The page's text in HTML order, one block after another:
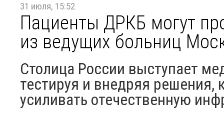
31 июля, 15:52
Пациенты ДРКБ могут
из ведущих больниц
Столица России выступает
тестируя и внедряя решения,
усиливать отечественную